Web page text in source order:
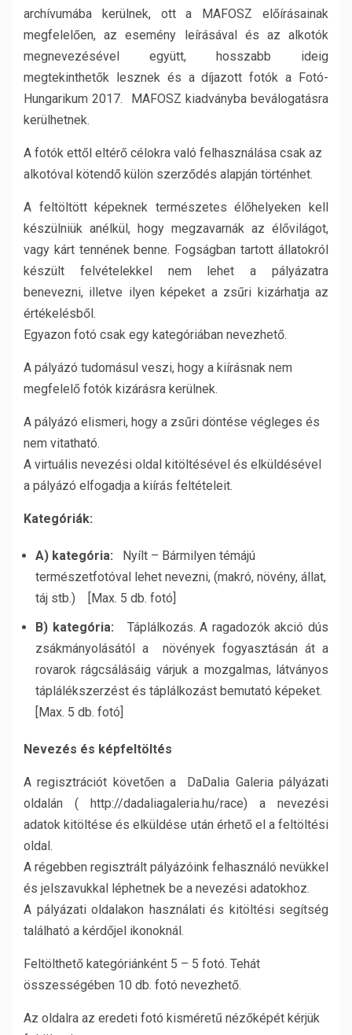
archívumába kerülnek, ott a MAFOSZ előírásainak
megfelelően, az esemény leírásával és az alkotók
megnevezésével együtt, hosszabb ideig
megtekinthetők lesznek és a díjazott fotók a Fotó-
Hungarikum 2017. MAFOSZ kiadványba beválogatásra
kerülhetnek.
A fotók ettől eltérő célokra való felhasználása csak az
alkotóval kötendő külön szerződés alapján történhet.
A feltöltött képeknek természetes élőhelyeken kell
készülniük anélkül, hogy megzavarnák az élővilágot,
vagy kárt tennének benne. Fogságban tartott állatokról
készült felvételekkel nem lehet a pályázatra
benevezni, illetve ilyen képeket a zsűri kizárhatja az
értékelésből.
Egyazon fotó csak egy kategóriában nevezhető.
A pályázó tudomásul veszi, hogy a kiírásnak nem
megfelelő fotók kizárásra kerülnek.
A pályázó elismeri, hogy a zsűri döntése végleges és
nem vitatható.
A virtuális nevezési oldal kitöltésével és elküldésével
a pályázó elfogadja a kiírás feltételeit.
Kategóriák:
A) kategória: Nyílt – Bármilyen témájú
természetfotóval lehet nevezni, (makró, növény, állat,
táj stb.) [Max. 5 db. fotó]
B) kategória: Táplálkozás. A ragadozók akció dús
zsákmányolásától a növények fogyasztásán át a
rovarok rágcsálásáig várjuk a mozgalmas, látványos
táplálékszerzést és táplálkozást bemutató képeket.
[Max. 5 db. fotó]
Nevezés és képfeltöltés
A regisztrációt követően a DaDalia Galeria pályázati
oldalán ( http://dadaliagaleria.hu/race) a nevezési
adatok kitöltése és elküldése után érhető el a feltöltési
oldal.
A régebben regisztrált pályázóink felhasználó nevükkel
és jelszavukkal léphetnek be a nevezési adatokhoz.
A pályázati oldalakon használati és kitöltési segítség
található a kérdőjel ikonoknál.
Feltölthető kategóriánként 5 – 5 fotó. Tehát
összességében 10 db. fotó nevezhető.
Az oldalra az eredeti fotó kisméretű nézőképét kérjük